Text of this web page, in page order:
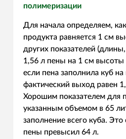
полимеризации
Для начала определяем,
продукта равняется 1 см
других показателей
1,56 л пены на 1 см высоты
если пена заполнила куб
фактический выход равен
Хорошим показателем для
указанным объемом в 65
заполнение всего куба.
пены превысил 64 л.